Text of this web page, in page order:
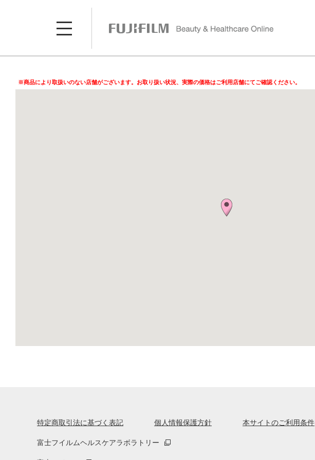
※商品により取扱いのない店舗がございます。お取り扱い状況、実際の価格はご利用店舗にてご確認ください。
特定商取引法に基づく表記 個人情報保護方針 本サイトのご利用条件
富士フイルムヘルスケアラボラトリー